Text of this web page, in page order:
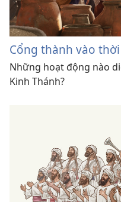
Cổng thành vào
Những hoạt động nào
Kinh Thánh?